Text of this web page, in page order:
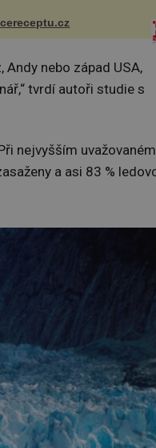
sádlo 3 kg šunky
3 stroužky česneku hl...
Andy nebo západ USA,
tvrdí autoři studie s
nejvyšším uvažovaném
a asi 83 %